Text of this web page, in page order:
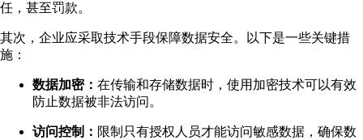
任，甚至罚款。
其次，企业应采取技术手段保障数据安全。以下是一些关键措
施：
数据加密： 在传输和存储数据时，使用加密技术可以有效
防止数据被非法访问。
访问控制： 限制只有授权人员才能访问敏感数据，确保数